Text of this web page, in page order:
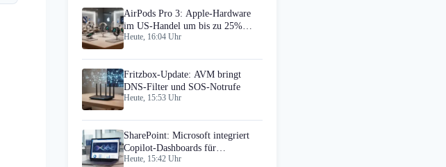
AirPods Pro 3: Apple-Hardware
im US-Handel um bis zu 25%
günstiger
Heute, 16:04 Uhr
Fritzbox-Update: AVM bringt
DNS-Filter und SOS-Notrufe
Heute, 15:53 Uhr
SharePoint: Microsoft integriert
Copilot-Dashboards für
Datenvisualisierung
Heute, 15:42 Uhr